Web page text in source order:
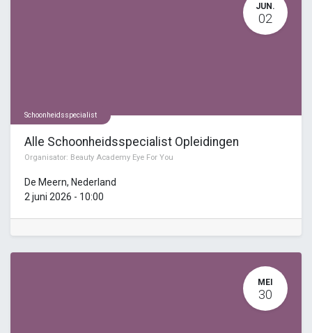
JUN.
02
Schoonheidsspecialist
Alle Schoonheidsspecialist Opleidingen
Organisator: Beauty Academy Eye For You
De Meern, Nederland
2 juni 2026 - 10:00
MEI
30